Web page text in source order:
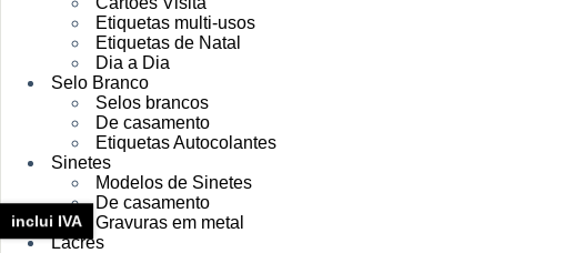
Etiquetas multi-usos
Etiquetas de Natal
Dia a Dia
Selo Branco
Selos brancos
De casamento
Etiquetas Autocolantes
Sinetes
Modelos de Sinetes
De casamento
Gravuras em metal
Lacres
inclui IVA